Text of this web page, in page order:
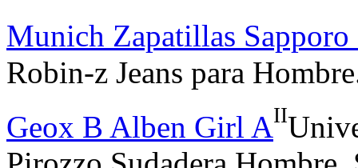
Munich Zapatillas
Robin-z Jeans para
Geox B Alben Girl AII